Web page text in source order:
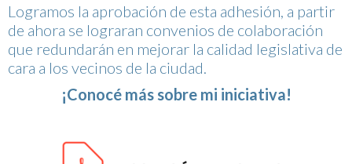
Logramos la aprobación de esta adhesión, a partir
de ahora se lograran convenios de colaboración
que redundarán en mejorar la calidad legislativa de
cara a los vecinos de la ciudad.
¡Conocé más sobre mi iniciativa!